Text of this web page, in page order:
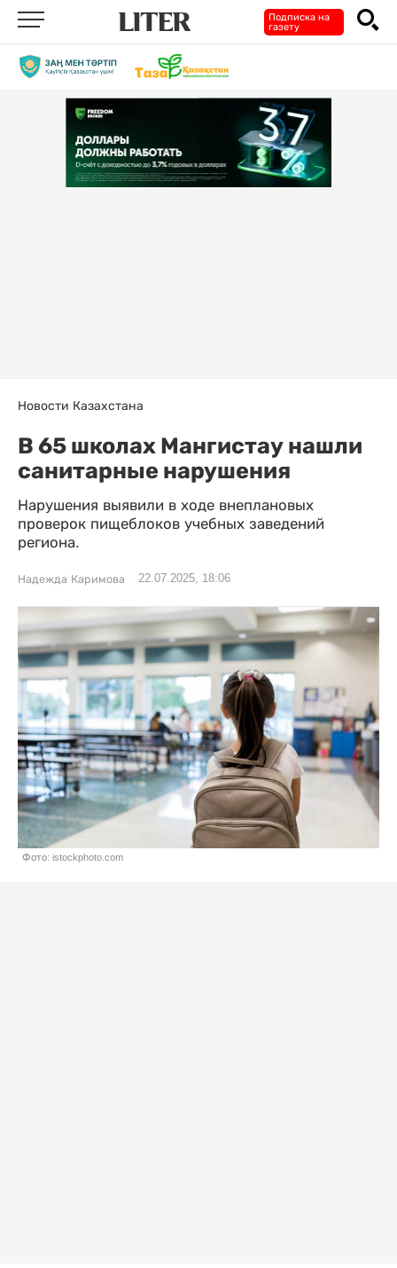
Подписка на
газету
Новости Казахстана
В 65 школах Мангистау нашли
санитарные нарушения
Нарушения выявили в ходе внеплановых
проверок пищеблоков учебных заведений
региона.
Надежда Каримова 22.07.2025, 18:06
Фото: istockphoto.com